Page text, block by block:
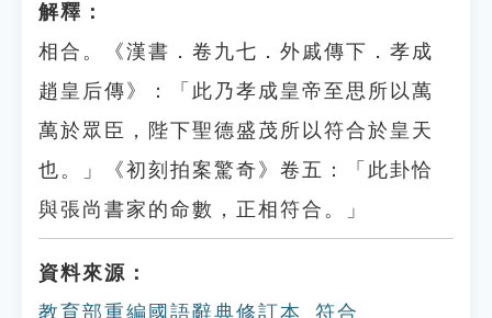
解釋：
相合。《漢書．卷九七．外戚傳下．孝成
趙皇后傳》：「此乃孝成皇帝至思所以萬
萬於眾臣，陛下聖德盛茂所以符合於皇天
也。」《初刻拍案驚奇》卷五：「此卦恰
與張尚書家的命數，正相符合。」
資料來源：
教育部重編國語辭典修訂本_符合